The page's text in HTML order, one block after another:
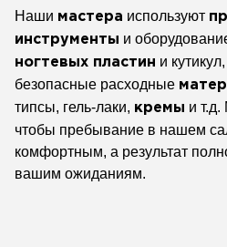
Наши мастера используют
инструменты и
ногтевых пластин и
безопасные расходные
типсы, гель-лаки, кремы и
чтобы пребывание в нашем
комфортным, а результат
вашим ожиданиям.